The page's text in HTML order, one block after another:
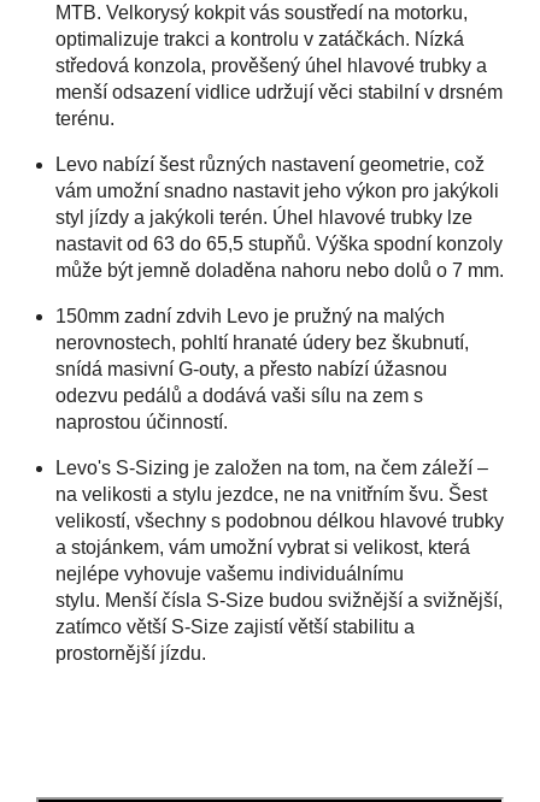
MTB. Velkorysý kokpit vás soustředí na motorku,
optimalizuje trakci a kontrolu v zatáčkách. Nízká
středová konzola, prověšený úhel hlavové trubky a
menší odsazení vidlice udržují věci stabilní v drsném
terénu.
Levo nabízí šest různých nastavení geometrie, což
vám umožní snadno nastavit jeho výkon pro jakýkoli
styl jízdy a jakýkoli terén. Úhel hlavové trubky lze
nastavit od 63 do 65,5 stupňů. Výška spodní konzoly
může být jemně doladěna nahoru nebo dolů o 7 mm.
150mm zadní zdvih Levo je pružný na malých
nerovnostech, pohltí hranaté údery bez škubnutí,
snídá masivní G-outy, a přesto nabízí úžasnou
odezvu pedálů a dodává vaši sílu na zem s
naprostou účinností.
Levo's S-Sizing je založen na tom, na čem záleží –
na velikosti a stylu jezdce, ne na vnitřním švu. Šest
velikostí, všechny s podobnou délkou hlavové trubky
a stojánkem, vám umožní vybrat si velikost, která
nejlépe vyhovuje vašemu individuálnímu
stylu. Menší čísla S-Size budou svižnější a svižnější,
zatímco větší S-Size zajistí větší stabilitu a
prostornější jízdu.